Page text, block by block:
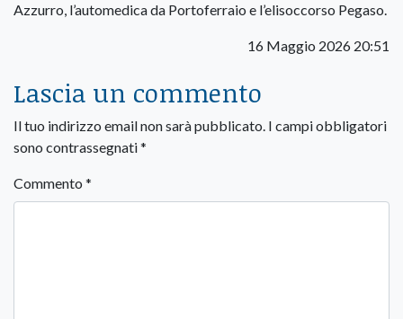
Azzurro, l’automedica da Portoferraio e l’elisoccorso Pegaso.
16 Maggio 2026 20:51
Lascia un commento
Il tuo indirizzo email non sarà pubblicato. I campi obbligatori
sono contrassegnati*
Commento *